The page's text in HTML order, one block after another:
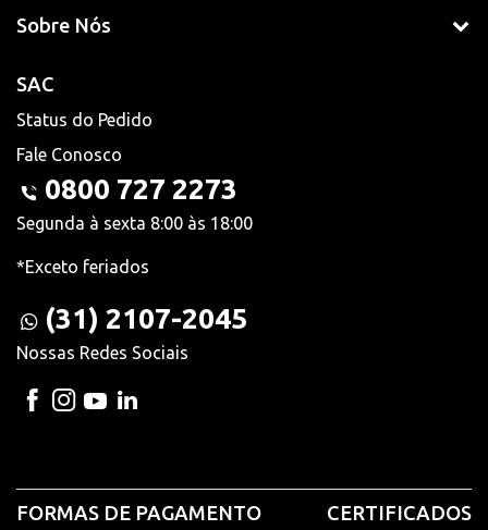
Sobre Nós
SAC
Status do Pedido
Fale Conosco
0800 727 2273
Segunda à sexta 8:00 às 18:00
*Exceto feriados
(31) 2107-2045
Nossas Redes Sociais
FORMAS DE PAGAMENTO CERTIFICADOS